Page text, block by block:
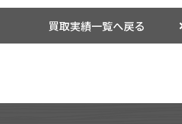
買取実績一覧へ戻る